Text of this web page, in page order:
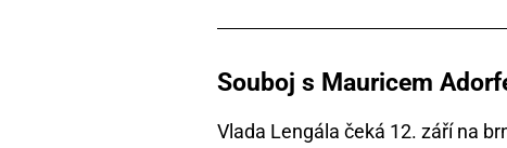
Souboj s Mauricem
Vlada Lengála čeká 12. září na